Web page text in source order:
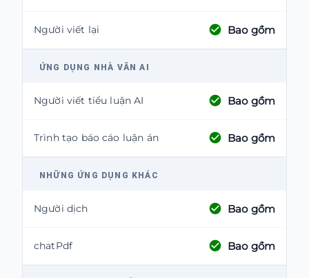
Người viết lại Bao gồm
ỨNG DỤNG NHÀ VĂN AI
Người viết tiểu luận AI Bao gồm
Trình tạo báo cáo luận án Bao gồm
NHỮNG ỨNG DỤNG KHÁC
Người dịch Bao gồm
chatPdf Bao gồm